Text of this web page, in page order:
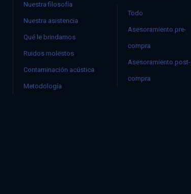
Nuestra filosofía
Nuestra asistencia
Qué le brindamos
Ruidos molestos
Contaminación acústica
Metodología
Todo
Asesoramiento pre-
compra
Asesoramiento post-
compra